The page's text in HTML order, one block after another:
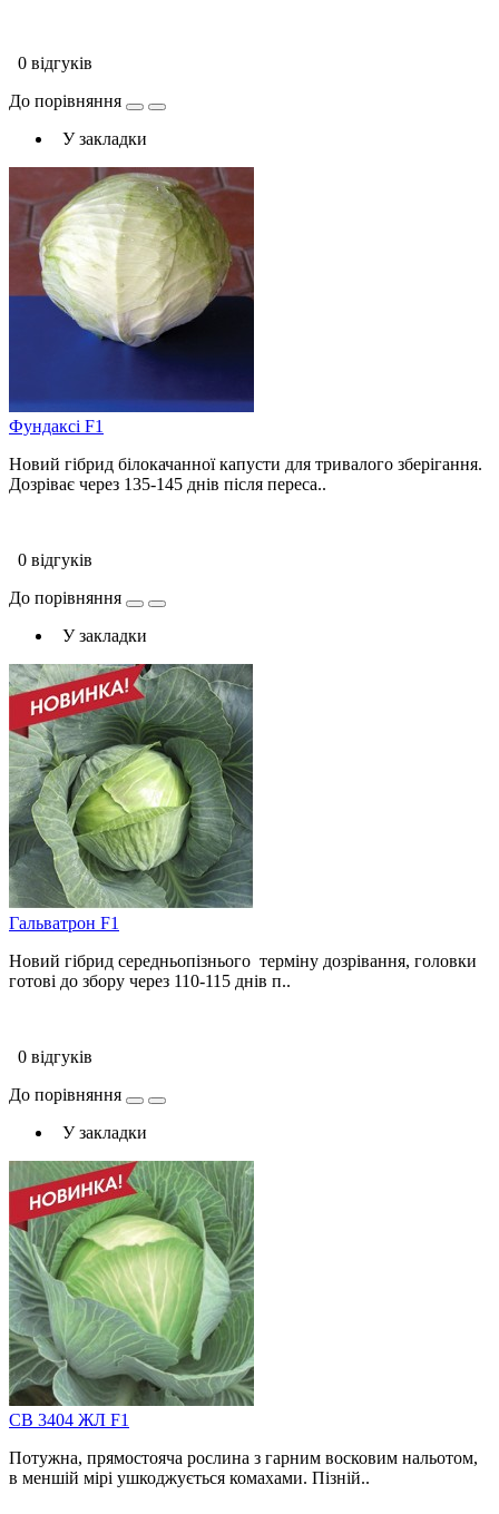
0 відгуків
До порівняння
У закладки
Фундаксі F1
Новий гібрид білокачанної капусти для тривалого зберігання.
Дозріває через 135-145 днів після переса..
0 відгуків
До порівняння
У закладки
Гальватрон F1
Новий гібрид середньопізнього терміну дозрівання, головки
готові до збору через 110-115 днів п..
0 відгуків
До порівняння
У закладки
СВ 3404 ЖЛ F1
Потужна, прямостояча рослина з гарним восковим нальотом,
в меншій мірі ушкоджується комахами. Пізній..